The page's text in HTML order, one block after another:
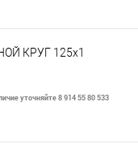
КРУГ 125x1
уточняйте 8 914 55 80 533